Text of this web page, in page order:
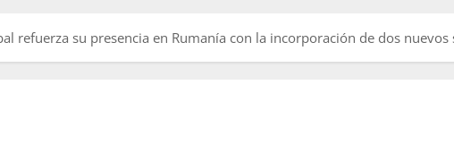
refuerza su presencia en Rumanía con la incorporación de dos